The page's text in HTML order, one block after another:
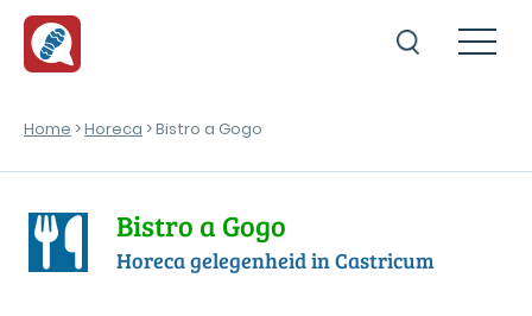
Home >Horeca > Bistro a Gogo
Bistro a Gogo
Horeca gelegenheid in Castricum